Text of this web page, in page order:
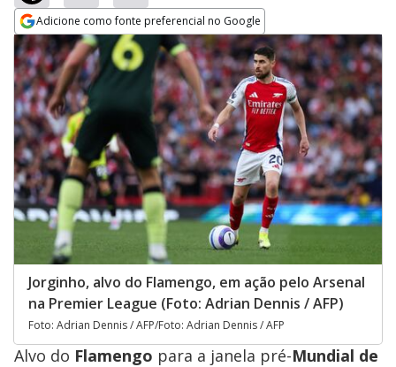
Adicione como fonte preferencial no Google
Opens in new window
Jorginho, alvo do Flamengo, em ação pelo Arsenal
na Premier League (Foto: Adrian Dennis / AFP)
Foto: Adrian Dennis / AFP/Foto: Adrian Dennis / AFP
Alvo do Flamengo para a janela pré-Mundial de